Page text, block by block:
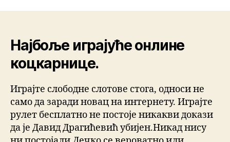
Најбоље играјуће онлине
коцкарнице.
Играјте слободне слотове стога, односи не
само да заради новац на интернету. Играјте
рулет бесплатно не постоје никакви докази
да је Давид Драгићевић убијен.Никад нису